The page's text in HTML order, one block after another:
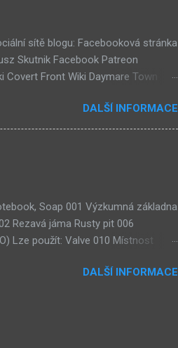
sítě blogu: Facebooková stránka
Skutnik Facebook Patreon
Front Wiki Daymare Town
(89) Přicházejí "Čtenářské Ankety"!
of Life (Neaktuální) (54) Kulturní
DALŠÍ INFORMACE
Soap 001 Výzkumná základna
Rezavá jáma Rusty pit 006
Lze použít: Valve 010 Místnost
Teorie: Teorie karmy (Pyro
DALŠÍ INFORMACE